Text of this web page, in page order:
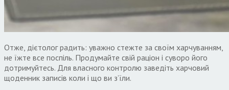
Отже, дієтолог радить: уважно стежте за своїм харчуванням,
не їжте все поспіль. Продумайте свій раціон і суворо його
дотримуйтесь. Для власного контролю заведіть харчовий
щоденник записів коли і що ви з’їли.